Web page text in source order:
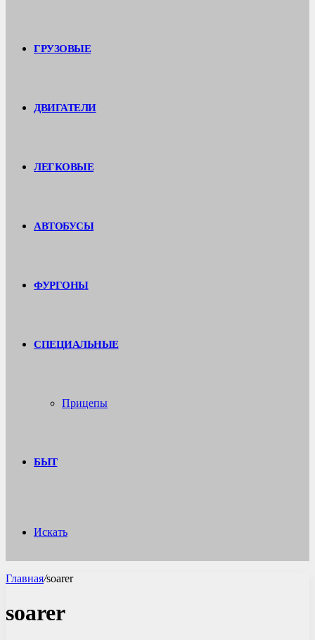
ГРУЗОВЫЕ
ДВИГАТЕЛИ
ЛЕГКОВЫЕ
АВТОБУСЫ
ФУРГОНЫ
СПЕЦИАЛЬНЫЕ
Прицепы
БЫТ
Искать
Главная/soarer
soarer